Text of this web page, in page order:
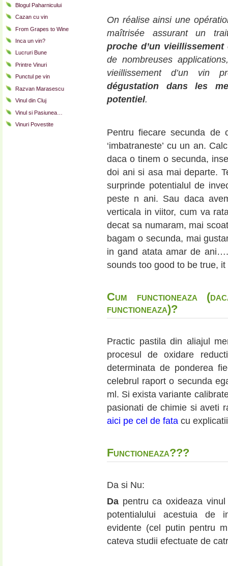
Blogul Paharnicului
Cazan cu vin
From Grapes to Wine
Inca un vin?
Lucruri Bune
Printre Vinuri
Punctul pe vin
Razvan Marasescu
Vinul din Cluj
Vinul si Pasiunea…
Vinuri Povestite
On réalise ainsi une
maîtrisée assurant un
proche d’un vieillissement
de nombreuses
vieillissement d’un vin
dégustation dans les
potentiel.
Pentru fiecare secunda de
‘imbatraneste’ cu un an.
daca o tinem o secunda,
doi ani si asa mai departe.
surprinde potentialul de
peste n ani. Sau daca
verticala in viitor, cum va
decat sa numaram, mai
bagam o secunda, mai
in gand atata amar de
sounds too good to be true, it
Cum functioneaza
functioneaza)?
Practic pastila din aliajul
procesul de oxidare
determinata de ponderea
celebrul raport o secunda
ml. Si exista variante
pasionati de chimie si aveti
aici pe cel de fata cu
Functioneaza???
Da si Nu:
Da pentru ca oxideaza
potentialului acestuia de
evidente (cel putin pentru
cateva studii efectuate de